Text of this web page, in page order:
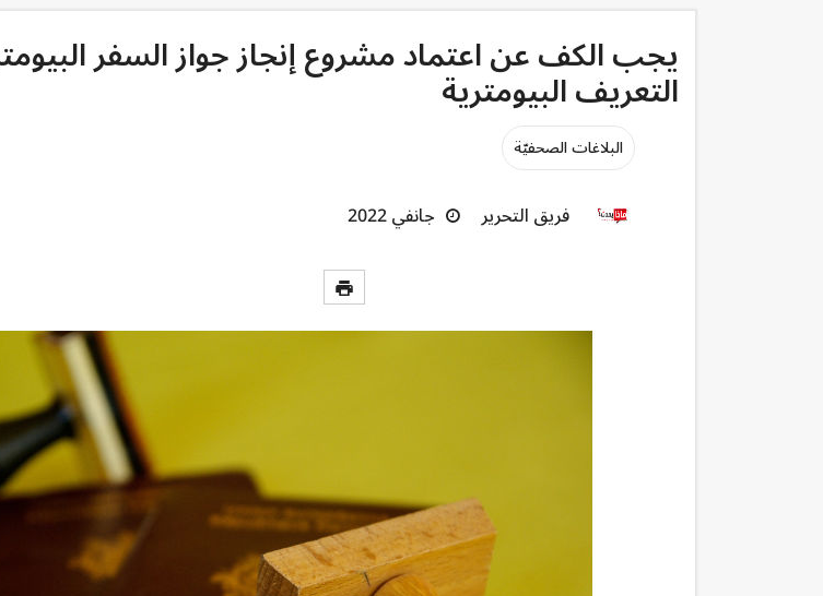
يجب الكف عن اعتماد مشروع إنجاز جواز السفر
التعريف البيومترية
البلاغات الصحفيّة
فريق التحرير جانفي 2022